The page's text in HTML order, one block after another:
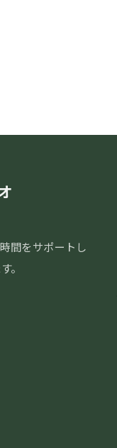
間をサポートし
。